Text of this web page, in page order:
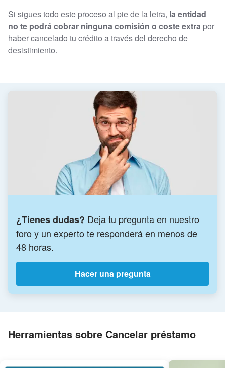
Si sigues todo este proceso al pie de la letra, la entidad
no te podrá cobrar ninguna comisión o coste extra por
haber cancelado tu crédito a través del derecho de
desistimiento.
¿Tienes dudas? Deja tu pregunta en nuestro
foro y un experto te responderá en menos de
48 horas.
Hacer una pregunta
Herramientas sobre Cancelar préstamo